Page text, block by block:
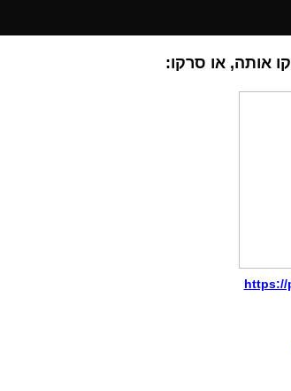
אותה, או סרקו:
https://